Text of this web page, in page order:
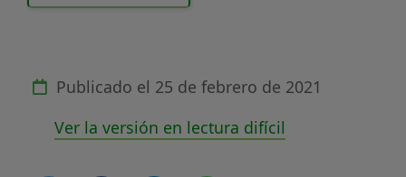
Publicado el 25 de febrero de 2021
Ver la versión en lectura difícil